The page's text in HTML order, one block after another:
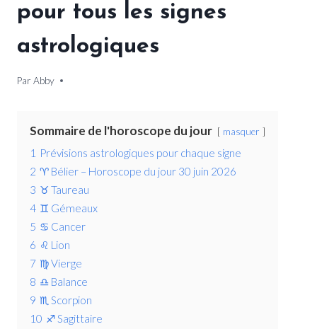
pour tous les signes
astrologiques
Par Abby
30 juin 2026
Sommaire de l'horoscope du jour masquer
1 Prévisions astrologiques pour chaque signe
2 ♈ Bélier – Horoscope du jour 30 juin 2026
3 ♉ Taureau
4 ♊ Gémeaux
5 ♋ Cancer
6 ♌ Lion
7 ♍ Vierge
8 ♎ Balance
9 ♏ Scorpion
10 ♐ Sagittaire